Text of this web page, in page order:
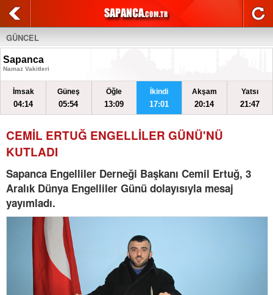
GÜNCEL
Sapanca
Namaz Vakitleri
İmsak
04:14
Güneş
05:54
Öğle
13:09
İkindi
17:01
Akşam
20:14
Yatsı
21:47
CEMİL ERTUĞ ENGELLİLER GÜNÜ'NÜ
KUTLADI
Sapanca Engelliler Derneği Başkanı Cemil Ertuğ, 3
Aralık Dünya Engelliler Günü dolayısıyla mesaj
yayımladı.